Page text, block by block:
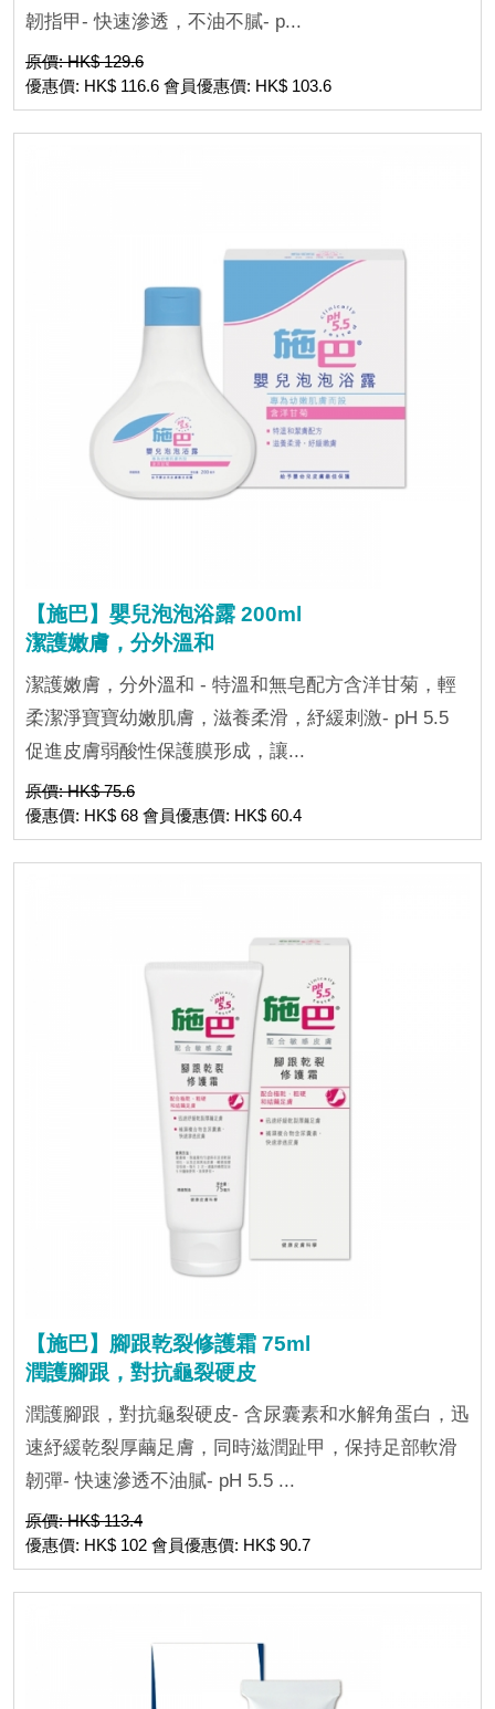
韌指甲- 快速滲透，不油不膩- p...
原價: HK$ 129.6
優惠價: HK$ 116.6 會員優惠價: HK$ 103.6
【施巴】嬰兒泡泡浴露 200ml
潔護嫩膚，分外溫和
潔護嫩膚，分外溫和 - 特溫和無皂配方含洋甘菊，輕
柔潔淨寶寶幼嫩肌膚，滋養柔滑，紓緩刺激- pH 5.5
促進皮膚弱酸性保護膜形成，讓...
原價: HK$ 75.6
優惠價: HK$ 68 會員優惠價: HK$ 60.4
【施巴】腳跟乾裂修護霜 75ml
潤護腳跟，對抗龜裂硬皮
潤護腳跟，對抗龜裂硬皮- 含尿囊素和水解角蛋白，迅
速紓緩乾裂厚繭足膚，同時滋潤趾甲，保持足部軟滑
韌彈- 快速滲透不油膩- pH 5.5 ...
原價: HK$ 113.4
優惠價: HK$ 102 會員優惠價: HK$ 90.7